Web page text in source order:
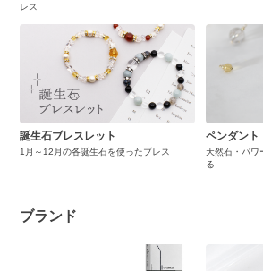
レス
誕生石ブレスレット
1月～12月の各誕生石を使ったブレス
ペンダント
天然石・パワ
る
ブランド